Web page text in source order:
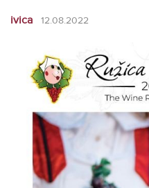
ivica 12.08.2022